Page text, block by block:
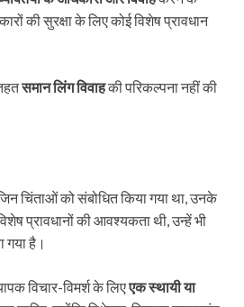
की सुरक्षा के लिए कोई विशेष प्रावधान
समान लिंग विवाहकी परिकल्पना नहीं की
चिंताओं को संबोधित किया गया था, उनके
प्रावधानों की आवश्यकता थी, उन्हें भी
गया है।
विचार-विमर्श के लिएएक स्थायी या